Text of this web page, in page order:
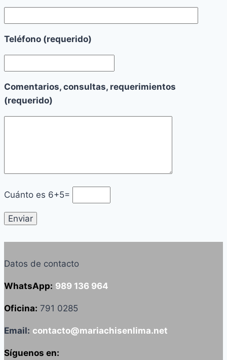
Teléfono (requerido)
Comentarios, consultas, requerimientos
(requerido)
Cuánto es 6+5=
Datos de contacto
WhatsApp: 989 136 964
Oficina: 791 0285
Email: contacto@mariachisenlima.net
Síguenos en: